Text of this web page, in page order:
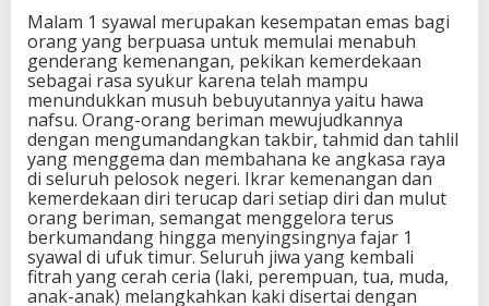
Malam 1 syawal merupakan kesempatan emas bagi
orang yang berpuasa untuk memulai menabuh
genderang kemenangan, pekikan kemerdekaan
sebagai rasa syukur karena telah mampu
menundukkan musuh bebuyutannya yaitu hawa
nafsu. Orang-orang beriman mewujudkannya
dengan mengumandangkan takbir, tahmid dan tahlil
yang menggema dan membahana ke angkasa raya
di seluruh pelosok negeri. Ikrar kemenangan dan
kemerdekaan diri terucap dari setiap diri dan mulut
orang beriman, semangat menggelora terus
berkumandang hingga menyingsingnya fajar 1
syawal di ufuk timur. Seluruh jiwa yang kembali
fitrah yang cerah ceria (laki, perempuan, tua, muda,
anak-anak) melangkahkan kaki disertai dengan